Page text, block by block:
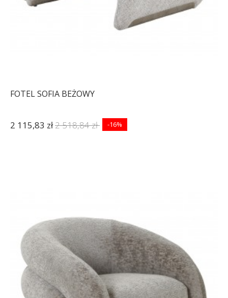
FOTEL SOFIA BEŻOWY
2 115,83 zł2 518,84 zł -16%